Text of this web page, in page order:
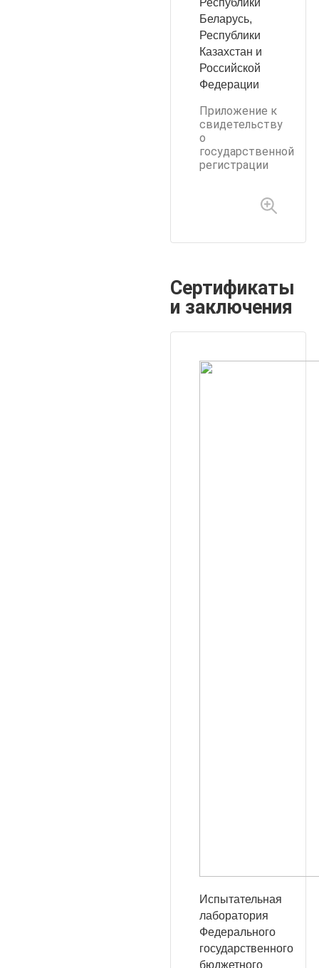
Республики
Беларусь,
Республики
Казахстан и
Российской
Федерации
Приложение к
свидетельству
о
государственной
регистрации
Сертификаты
и заключения
Испытательная
лаборатория
Федерального
государственного
бюджетного